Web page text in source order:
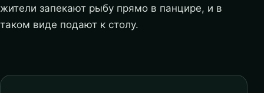
жители запекают рыбу прямо в панцире, и в
таком виде подают к столу.